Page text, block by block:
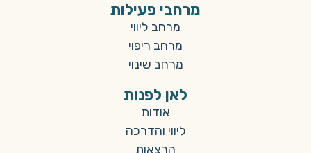
לאן לפנות
אודות
ליווי והדרכה
הרצאות
מרחבי פעילות
מרחב ליווי
מרחב ריפוי
מרחב שינוי